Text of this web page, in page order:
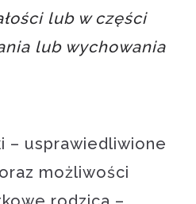
lub w części
lub wychowania
– usprawiedliwione
możliwości